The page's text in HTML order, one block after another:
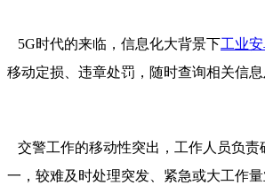
5G时代的来临，信息化大背景下工业
移动定损、违章处罚，随时查询相关信息
交警工作的移动性突出，工作人员负
一，较难及时处理突发、紧急或大工作